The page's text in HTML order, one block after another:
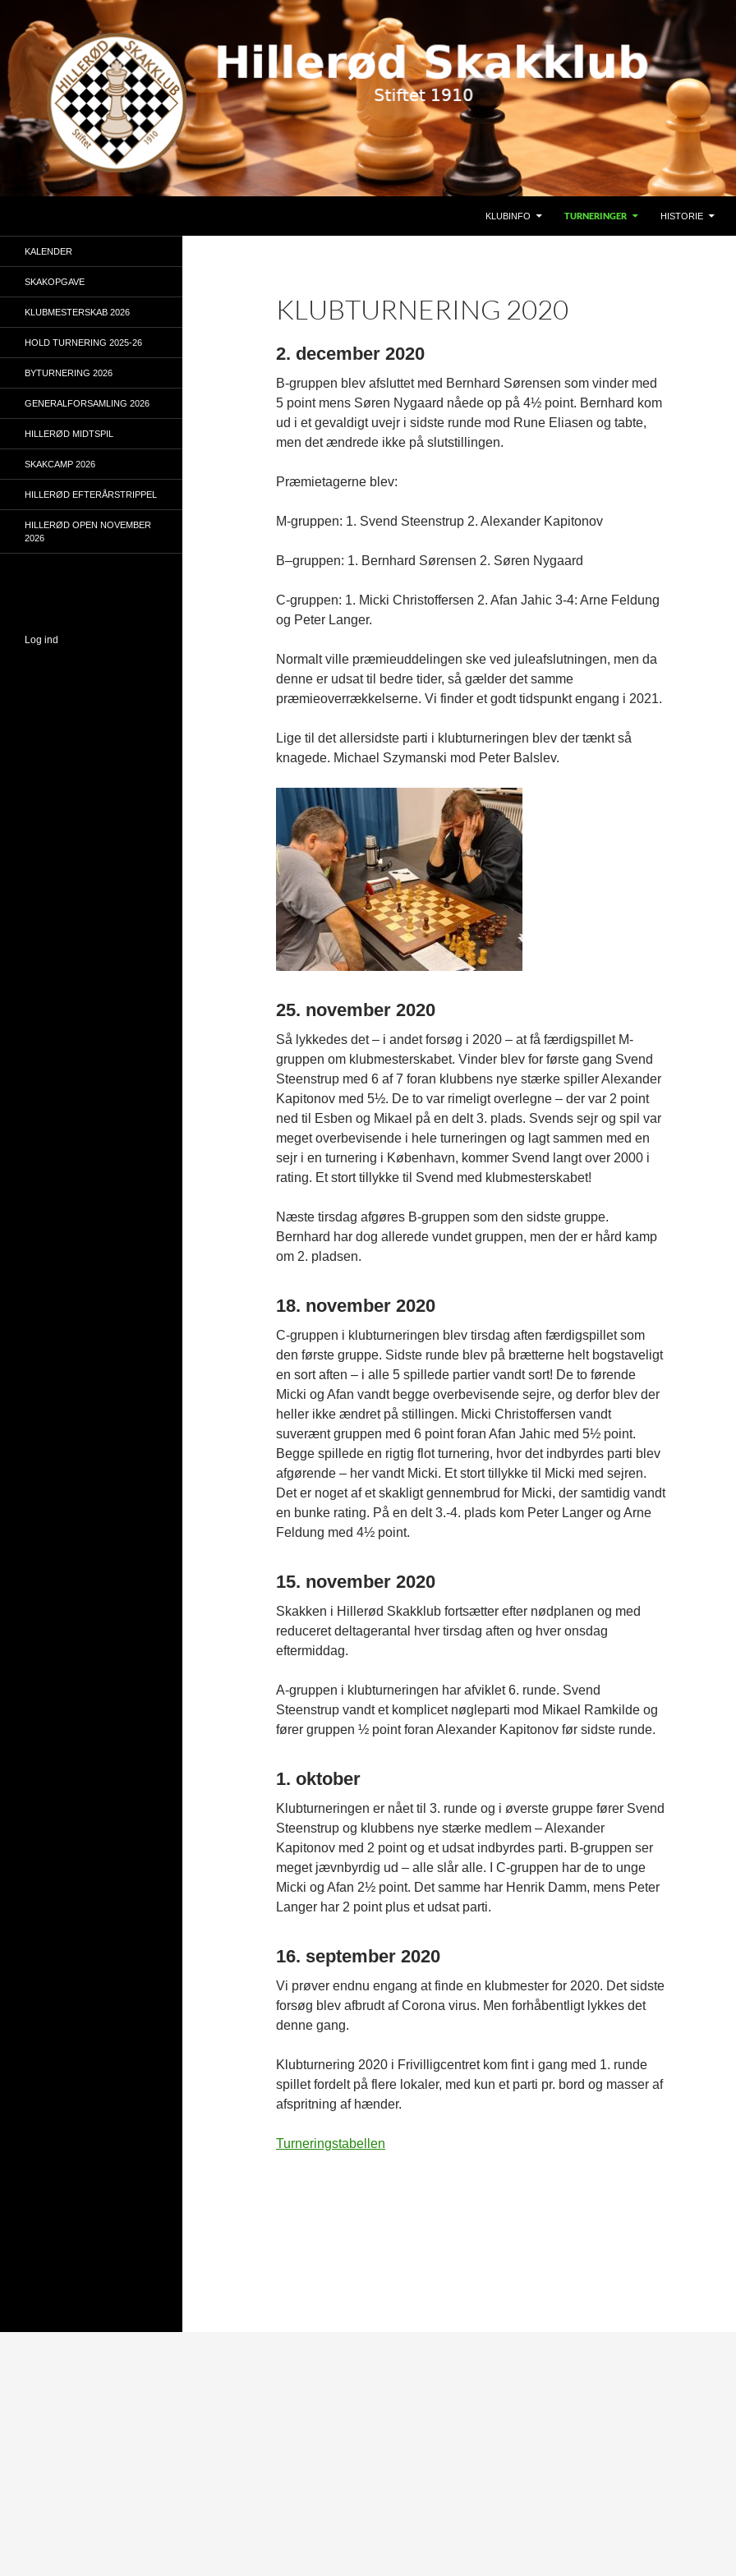
indhold
KLUBINFO TURNERINGER HISTORIE
KLUBTURNERING 2020
2. december 2020
B-gruppen blev afsluttet med Bernhard Sørensen som vinder med
5 point mens Søren Nygaard nåede op på 4½ point. Bernhard kom
ud i et gevaldigt uvejr i sidste runde mod Rune Eliasen og tabte,
men det ændrede ikke på slutstillingen.
Præmietagerne blev:
M-gruppen: 1. Svend Steenstrup 2. Alexander Kapitonov
B–gruppen: 1. Bernhard Sørensen 2. Søren Nygaard
C-gruppen: 1. Micki Christoffersen 2. Afan Jahic 3-4: Arne Feldung
og Peter Langer.
Normalt ville præmieuddelingen ske ved juleafslutningen, men da
denne er udsat til bedre tider, så gælder det samme
præmieoverrækkelserne. Vi finder et godt tidspunkt engang i 2021.
Lige til det allersidste parti i klubturneringen blev der tænkt så
knagede. Michael Szymanski mod Peter Balslev.
25. november 2020
Så lykkedes det – i andet forsøg i 2020 – at få færdigspillet M-
gruppen om klubmesterskabet. Vinder blev for første gang Svend
Steenstrup med 6 af 7 foran klubbens nye stærke spiller Alexander
Kapitonov med 5½. De to var rimeligt overlegne – der var 2 point
ned til Esben og Mikael på en delt 3. plads. Svends sejr og spil var
meget overbevisende i hele turneringen og lagt sammen med en
sejr i en turnering i København, kommer Svend langt over 2000 i
rating. Et stort tillykke til Svend med klubmesterskabet!
Næste tirsdag afgøres B-gruppen som den sidste gruppe.
Bernhard har dog allerede vundet gruppen, men der er hård kamp
om 2. pladsen.
18. november 2020
C-gruppen i klubturneringen blev tirsdag aften færdigspillet som
den første gruppe. Sidste runde blev på brætterne helt bogstaveligt
en sort aften – i alle 5 spillede partier vandt sort! De to førende
Micki og Afan vandt begge overbevisende sejre, og derfor blev der
heller ikke ændret på stillingen. Micki Christoffersen vandt
suverænt gruppen med 6 point foran Afan Jahic med 5½ point.
Begge spillede en rigtig flot turnering, hvor det indbyrdes parti blev
afgørende – her vandt Micki. Et stort tillykke til Micki med sejren.
Det er noget af et skakligt gennembrud for Micki, der samtidig vandt
en bunke rating. På en delt 3.-4. plads kom Peter Langer og Arne
Feldung med 4½ point.
15. november 2020
Skakken i Hillerød Skakklub fortsætter efter nødplanen og med
reduceret deltagerantal hver tirsdag aften og hver onsdag
eftermiddag.
A-gruppen i klubturneringen har afviklet 6. runde. Svend
Steenstrup vandt et komplicet nøgleparti mod Mikael Ramkilde og
fører gruppen ½ point foran Alexander Kapitonov før sidste runde.
1. oktober
Klubturneringen er nået til 3. runde og i øverste gruppe fører Svend
Steenstrup og klubbens nye stærke medlem – Alexander
Kapitonov med 2 point og et udsat indbyrdes parti. B-gruppen ser
meget jævnbyrdig ud – alle slår alle. I C-gruppen har de to unge
Micki og Afan 2½ point. Det samme har Henrik Damm, mens Peter
Langer har 2 point plus et udsat parti.
16. september 2020
Vi prøver endnu engang at finde en klubmester for 2020. Det sidste
forsøg blev afbrudt af Corona virus. Men forhåbentligt lykkes det
denne gang.
Klubturnering 2020 i Frivilligcentret kom fint i gang med 1. runde
spillet fordelt på flere lokaler, med kun et parti pr. bord og masser af
afspritning af hænder.
Turneringstabellen
KALENDER
SKAKOPGAVE
KLUBMESTERSKAB 2026
HOLD TURNERING 2025-26
BYTURNERING 2026
GENERALFORSAMLING 2026
HILLERØD MIDTSPIL
SKAKCAMP 2026
HILLERØD EFTERÅRSTRIPPEL
HILLERØD OPEN NOVEMBER
2026
Log ind